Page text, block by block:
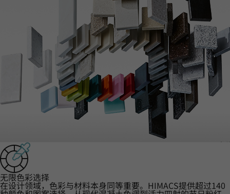
‌无限色彩选择‌
在设计领域，色彩与材料本身同等重要。HIMACS提供超过140